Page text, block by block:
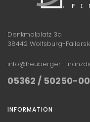
Denkmalplatz 3a
38442 Wolfsburg-
info@heuberger-
05362 / 50250-00
INFORMATION